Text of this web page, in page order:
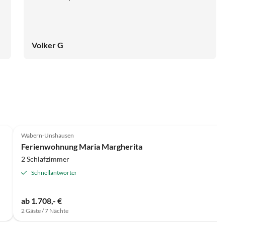
Volker G
Wabern-Unshausen
Ferienwohnung Maria Margherita
2 Schlafzimmer
Schnellantworter
ab 1.708,- €
2 Gäste / 7 Nächte